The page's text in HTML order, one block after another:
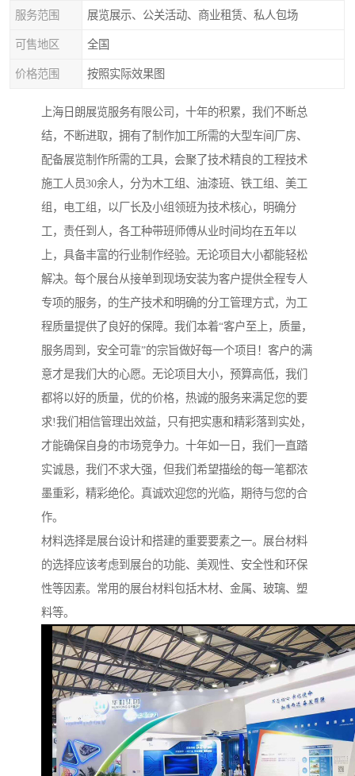
服务范围 展览展示、公关活动、商业租赁、私人包场
可售地区 全国
价格范围 按照实际效果图
上海日朗展览服务有限公司，十年的积累，我们不断总
结，不断进取，拥有了制作加工所需的大型车间厂房、
配备展览制作所需的工具，会聚了技术精良的工程技术
施工人员30余人，分为木工组、油漆班、铁工组、美工
组，电工组，以厂长及小组领班为技术核心，明确分
工，责任到人，各工种带班师傅从业时间均在五年以
上，具备丰富的行业制作经验。无论项目大小都能轻松
解决。每个展台从接单到现场安装为客户提供全程专人
专项的服务，的生产技术和明确的分工管理方式，为工
程质量提供了良好的保障。我们本着“客户至上，质量，
服务周到，安全可靠”的宗旨做好每一个项目！客户的满
意才是我们大的心愿。无论项目大小，预算高低，我们
都将以好的质量，优的价格，热诚的服务来满足您的要
求!我们相信管理出效益，只有把实惠和精彩落到实处，
才能确保自身的市场竞争力。十年如一日，我们一直踏
实诚恳，我们不求大强，但我们希望描绘的每一笔都浓
墨重彩，精彩绝伦。真诚欢迎您的光临，期待与您的合
作。
材料选择是展台设计和搭建的重要要素之一。展台材料
的选择应该考虑到展台的功能、美观性、安全性和环保
性等因素。常用的展台材料包括木材、金属、玻璃、塑
料等。